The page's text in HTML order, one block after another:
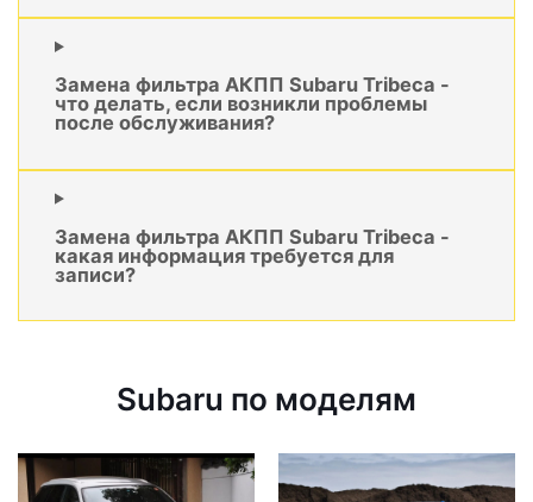
Замена фильтра АКПП Subaru Tribeca -
что делать, если возникли проблемы
после обслуживания?
Замена фильтра АКПП Subaru Tribeca -
какая информация требуется для
записи?
Subaru по моделям